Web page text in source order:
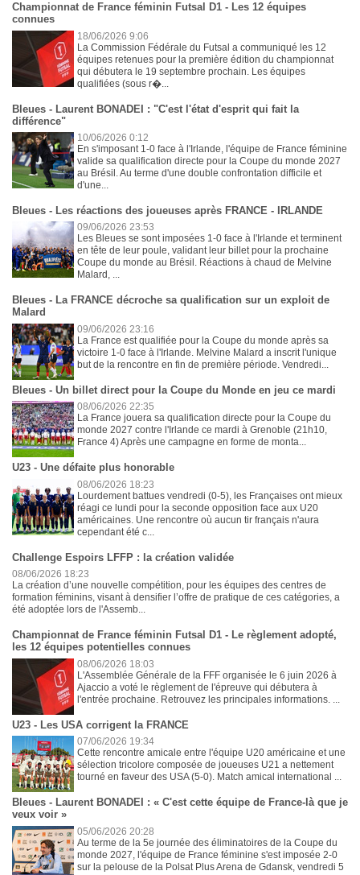
Championnat de France féminin Futsal D1 - Les 12 équipes
connues
18/06/2026 9:06
La Commission Fédérale du Futsal a communiqué les 12
équipes retenues pour la première édition du championnat
qui débutera le 19 septembre prochain. Les équipes
qualifiées (sous r�...
Bleues - Laurent BONADEI : "C'est l'état d'esprit qui fait la
différence"
10/06/2026 0:12
En s'imposant 1-0 face à l'Irlande, l'équipe de France féminine
valide sa qualification directe pour la Coupe du monde 2027
au Brésil. Au terme d'une double confrontation difficile et
d'une...
Bleues - Les réactions des joueuses après FRANCE - IRLANDE
09/06/2026 23:53
Les Bleues se sont imposées 1-0 face à l'Irlande et terminent
en tête de leur poule, validant leur billet pour la prochaine
Coupe du monde au Brésil. Réactions à chaud de Melvine
Malard, ...
Bleues - La FRANCE décroche sa qualification sur un exploit de
Malard
09/06/2026 23:16
La France est qualifiée pour la Coupe du monde après sa
victoire 1-0 face à l'Irlande. Melvine Malard a inscrit l'unique
but de la rencontre en fin de première période. Vendredi...
Bleues - Un billet direct pour la Coupe du Monde en jeu ce mardi
08/06/2026 22:35
La France jouera sa qualification directe pour la Coupe du
monde 2027 contre l'Irlande ce mardi à Grenoble (21h10,
France 4) Après une campagne en forme de monta...
U23 - Une défaite plus honorable
08/06/2026 18:23
Lourdement battues vendredi (0-5), les Françaises ont mieux
réagi ce lundi pour la seconde opposition face aux U20
américaines. Une rencontre où aucun tir français n'aura
cependant été c...
Challenge Espoirs LFFP : la création validée
08/06/2026 18:23
La création d’une nouvelle compétition, pour les équipes des centres de
formation féminins, visant à densifier l’offre de pratique de ces catégories, a
été adoptée lors de l'Assemb...
Championnat de France féminin Futsal D1 - Le règlement adopté,
les 12 équipes potentielles connues
08/06/2026 18:03
L'Assemblée Générale de la FFF organisée le 6 juin 2026 à
Ajaccio a voté le règlement de l'épreuve qui débutera à
l'entrée prochaine. Retrouvez les principales informations. ...
U23 - Les USA corrigent la FRANCE
07/06/2026 19:34
Cette rencontre amicale entre l'équipe U20 américaine et une
sélection tricolore composée de joueuses U21 a nettement
tourné en faveur des USA (5-0). Match amical international ...
Bleues - Laurent BONADEI : « C'est cette équipe de France-là que je
veux voir »
05/06/2026 20:28
Au terme de la 5e journée des éliminatoires de la Coupe du
monde 2027, l'équipe de France féminine s'est imposée 2-0
sur la pelouse de la Polsat Plus Arena de Gdansk, vendredi 5